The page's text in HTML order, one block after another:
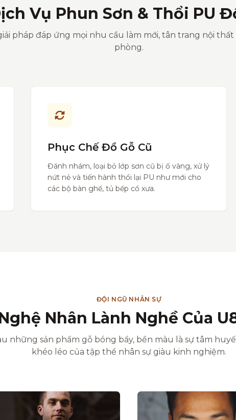
Vụ Phun Sơn & Thổi PU
pháp đáp ứng mọi nhu cầu làm mới, tân trang nội thất
phòng.
Phục Chế Đồ Gỗ Cũ
Đánh nhám, loại bỏ lớp sơn cũ bị ố vàng, xử lý
nứt nẻ và tiến hành thổi lại PU như mới cho
các bộ bàn ghế, tủ bếp cổ xưa.
ĐỘI NGŨ NHÂN SỰ
Nhân Lành Nghề Của
những sản phẩm gỗ bóng bẩy, bền màu là sự tâm
khéo léo của tập thể nhân sự giàu kinh nghiệm.